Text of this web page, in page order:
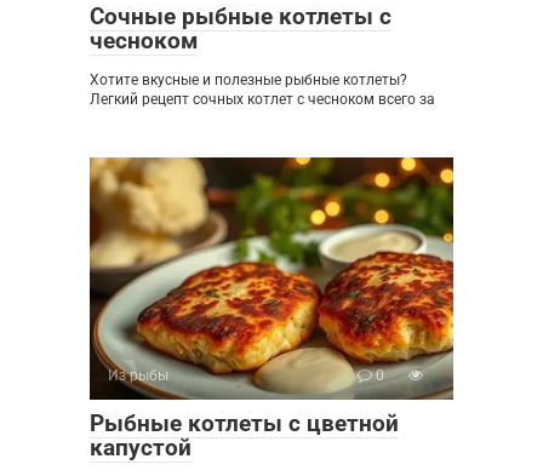
Сочные рыбные котлеты с
чесноком
Хотите вкусные и полезные рыбные котлеты?
Легкий рецепт сочных котлет с чесноком всего за
Из рыбы 0
Рыбные котлеты с цветной
капустой